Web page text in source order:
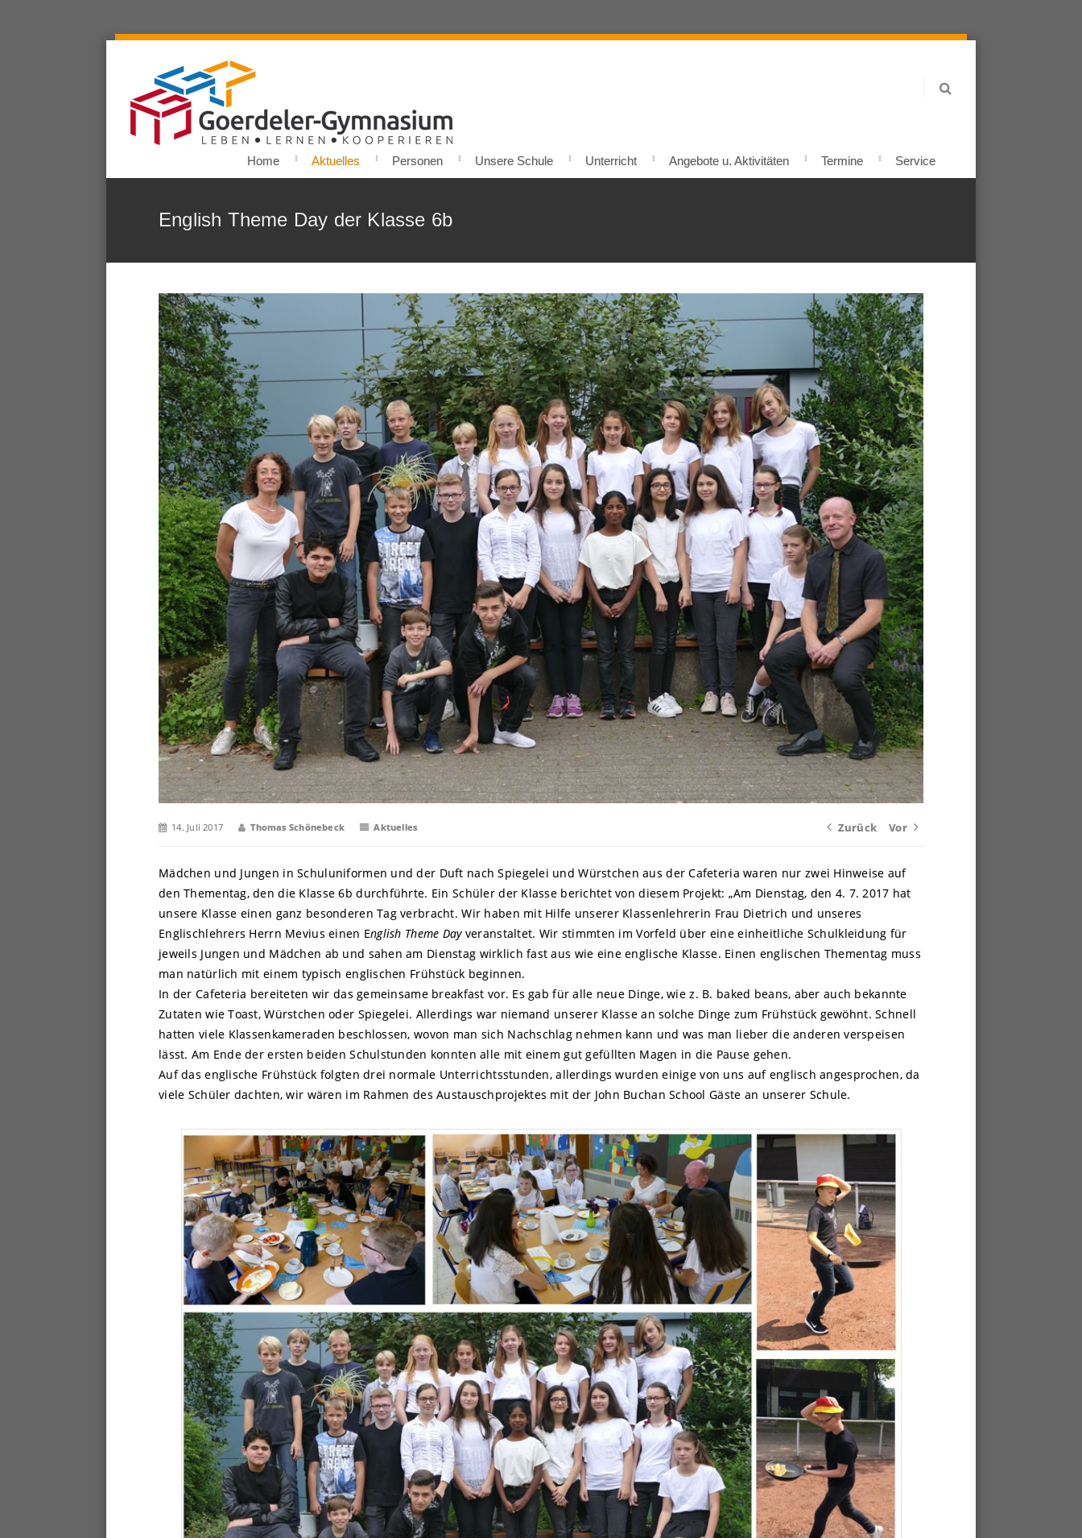
Home Aktuelles Personen Unsere Schule Unterricht Angebote u. Aktivitäten Termine Service
English Theme Day der Klasse 6b
14. Juli 2017 Thomas Schönebeck Aktuelles Zurück Vor
Mädchen und Jungen in Schuluniformen und der Duft nach Spiegelei und Würstchen aus der Cafeteria waren nur zwei Hinweise auf
den Thementag, den die Klasse 6b durchführte. Ein Schüler der Klasse berichtet von diesem Projekt: „Am Dienstag, den 4. 7. 2017 hat
unsere Klasse einen ganz besonderen Tag verbracht. Wir haben mit Hilfe unserer Klassenlehrerin Frau Dietrich und unseres
Englischlehrers Herrn Mevius einen English Theme Dayveranstaltet. Wir stimmten im Vorfeld über eine einheitliche Schulkleidung für
jeweils Jungen und Mädchen ab und sahen am Dienstag wirklich fast aus wie eine englische Klasse. Einen englischen Thementag muss
man natürlich mit einem typisch englischen Frühstück beginnen.
In der Cafeteria bereiteten wir das gemeinsame breakfast vor. Es gab für alle neue Dinge, wie z. B. baked beans, aber auch bekannte
Zutaten wie Toast, Würstchen oder Spiegelei. Allerdings war niemand unserer Klasse an solche Dinge zum Frühstück gewöhnt. Schnell
hatten viele Klassenkameraden beschlossen, wovon man sich Nachschlag nehmen kann und was man lieber die anderen verspeisen
lässt. Am Ende der ersten beiden Schulstunden konnten alle mit einem gut gefüllten Magen in die Pause gehen.
Auf das englische Frühstück folgten drei normale Unterrichtsstunden, allerdings wurden einige von uns auf englisch angesprochen, da
viele Schüler dachten, wir wären im Rahmen des Austauschprojektes mit der John Buchan School Gäste an unserer Schule.